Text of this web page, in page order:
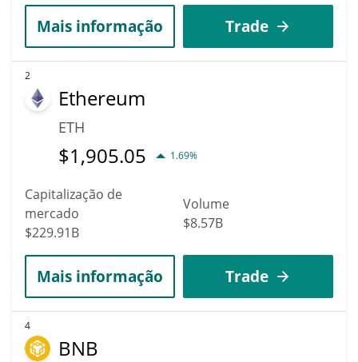
Mais informação Trade
2
Ethereum
ETH
$1,905.05 1.69%
Capitalização de
mercado
$229.91B
Volume
$8.57B
Mais informação Trade
4
BNB